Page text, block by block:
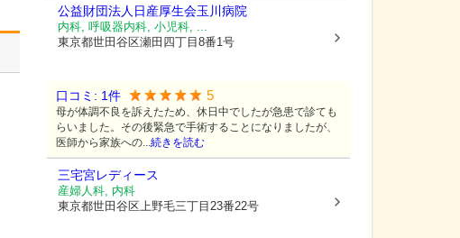
公益財団法人日産厚生会玉川病院
内科, 呼吸器内科, 小児科, ...
東京都世田谷区瀬田四丁目8番1号
口コミ: 1件 5
母が体調不良を訴えたため、休日中でしたが急患で診ても
らいました。その後緊急で手術することになりましたが、
医師から家族への...続きを読む
三宅宮レディース
産婦人科, 内科
東京都世田谷区上野毛三丁目23番22号